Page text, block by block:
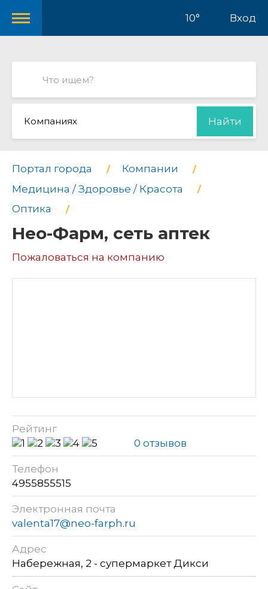
10° Вход
Компаниях Найти
Портал города
Компании
Медицина / Здоровье / Красота
Оптика
Нео-Фарм, сеть аптек
Пожаловаться на компанию
Рейтинг
0 отзывов
Телефон
4955855515
Электронная почта
valenta17@neo-farph.ru
Адрес
Набережная, 2 - супермаркет Дикси